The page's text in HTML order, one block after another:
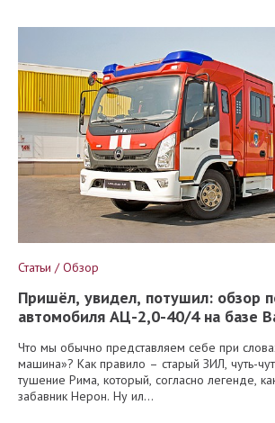
Статьи / Обзор
Пришёл, увидел, потушил: обзор
автомобиля АЦ-2,0-40/4 на базе
Что мы обычно представляем себе при
машина»? Как правило – старый ЗИЛ, чуть-
тушение Рима, который, согласно легенде,
забавник Нерон. Ну ил...